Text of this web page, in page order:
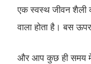
एक स्वस्थ जीवन शैली
वाला होता है। बस
और आप कुछ ही समय में